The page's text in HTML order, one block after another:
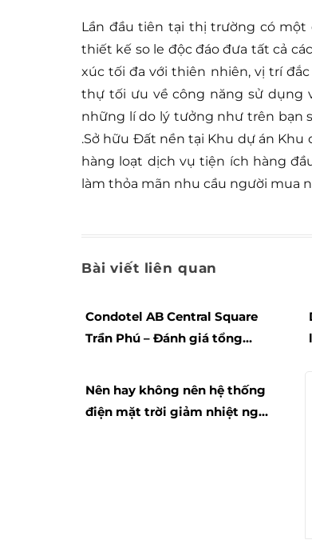
Lần đầu tiên tại thị trường có
thiết kế so le độc đáo đưa tất cả
xúc tối đa với thiên nhiên, vị trí
thự tối ưu về công năng sử dụng
những lí do lý tưởng như trên bạn
.Sở hữu Đất nền tại Khu dự án Khu
hàng loạt dịch vụ tiện ích hàng
làm thỏa mãn nhu cầu người mua
Bài viết liên quan
Condotel AB Central Square
Trần Phú – Đánh giá tổng
Nên hay không nên hệ thống
điện mặt trời giảm nhiệt ngôi